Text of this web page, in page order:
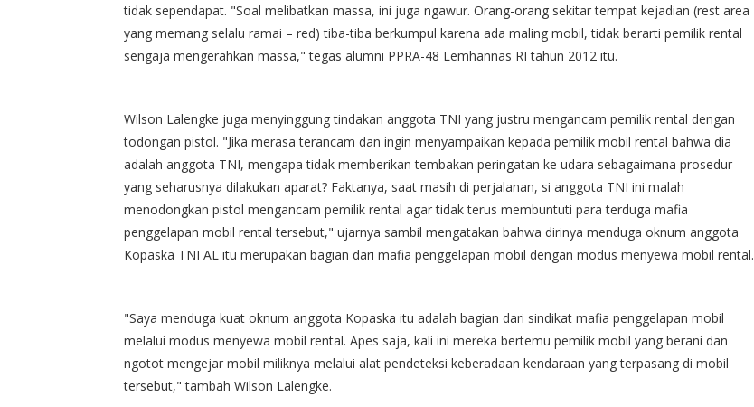
tidak sependapat. "Soal melibatkan massa, ini juga ngawur. Orang-orang sekitar tempat kejadian (rest area
yang memang selalu ramai – red) tiba-tiba berkumpul karena ada maling mobil, tidak berarti pemilik rental
sengaja mengerahkan massa," tegas alumni PPRA-48 Lemhannas RI tahun 2012 itu.
Wilson Lalengke juga menyinggung tindakan anggota TNI yang justru mengancam pemilik rental dengan
todongan pistol. "Jika merasa terancam dan ingin menyampaikan kepada pemilik mobil rental bahwa dia
adalah anggota TNI, mengapa tidak memberikan tembakan peringatan ke udara sebagaimana prosedur
yang seharusnya dilakukan aparat? Faktanya, saat masih di perjalanan, si anggota TNI ini malah
menodongkan pistol mengancam pemilik rental agar tidak terus membuntuti para terduga mafia
penggelapan mobil rental tersebut," ujarnya sambil mengatakan bahwa dirinya menduga oknum anggota
Kopaska TNI AL itu merupakan bagian dari mafia penggelapan mobil dengan modus menyewa mobil rental.
"Saya menduga kuat oknum anggota Kopaska itu adalah bagian dari sindikat mafia penggelapan mobil
melalui modus menyewa mobil rental. Apes saja, kali ini mereka bertemu pemilik mobil yang berani dan
ngotot mengejar mobil miliknya melalui alat pendeteksi keberadaan kendaraan yang terpasang di mobil
tersebut," tambah Wilson Lalengke.